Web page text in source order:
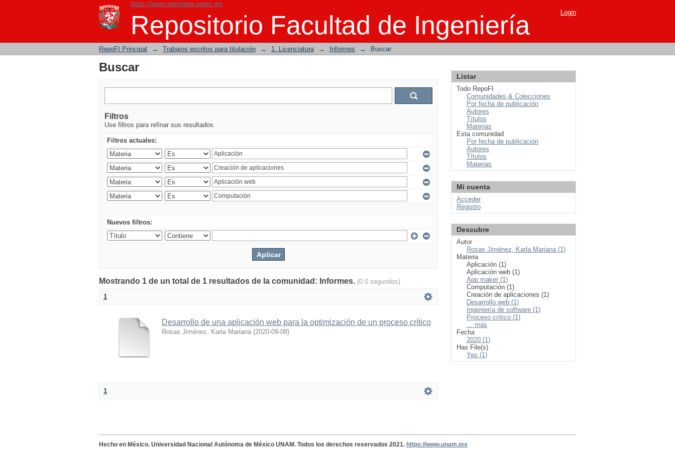
https://www.ingenieria.unam.mx
Repositorio Facultad de Ingeniería
Buscar Login
RepoFI Principal → Trabajos escritos para titulación → 1. Licenciatura → Informes → Buscar
Buscar
Filtros
Use filtros para refinar sus resultados.
Filtros actuales:
Nuevos filtros:
Mostrando 1 de un total de 1 resultados de la comunidad: Informes. (0.0 segundos)
1
Desarrollo de una aplicación web para la optimización de un proceso crítico
Rosas Jiménez, Karla Mariana (2020-09-08)
1
Listar
Todo RepoFI
Comunidades & Colecciones
Por fecha de publicación
Autores
Títulos
Materias
Esta comunidad
Por fecha de publicación
Autores
Títulos
Materias
Mi cuenta
Acceder
Registro
Descubre
Autor
Rosas Jiménez, Karla Mariana (1)
Materia
Aplicación (1)
Aplicación web (1)
App maker (1)
Computación (1)
Creación de aplicaciones (1)
Desarrollo web (1)
Ingeniería de software (1)
Proceso crítico (1)
... más
Fecha
2020 (1)
Has File(s)
Yes (1)
Hecho en México. Universidad Nacional Autónoma de México UNAM. Todos los derechos reservados 2021. https://www.unam.mx